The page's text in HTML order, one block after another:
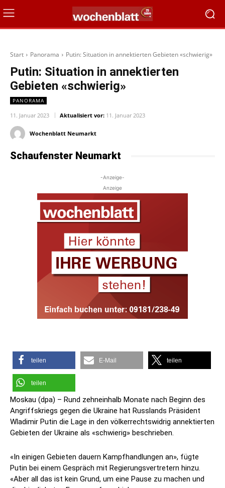
Start Panorama Putin: Situation in annektierten Gebieten «schwierig»
Putin: Situation in annektierten
Gebieten «schwierig»
PANORAMA
11. Januar 2023 Aktualisiert vor: 11. Januar 2023
Wochenblatt Neumarkt
Schaufenster Neumarkt
-Anzeige-
Anzeige
teilen E-Mail teilen
teilen
Moskau (dpa) – Rund zehneinhalb Monate nach Beginn des
Angriffskriegs gegen die Ukraine hat Russlands Präsident
Wladimir Putin die Lage in den völkerrechtswidrig annektierten
Gebieten der Ukraine als «schwierig» beschrieben.
«In einigen Gebieten dauern Kampfhandlungen an», fügte
Putin bei einem Gespräch mit Regierungsvertretern hinzu.
«Aber all das ist kein Grund, um eine Pause zu machen und